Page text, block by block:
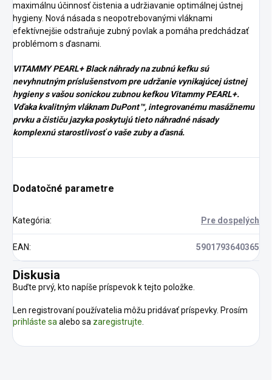
maximálnu účinnosť čistenia a udržiavanie optimálnej ústnej
hygieny. Nová násada s neopotrebovanými vláknami
efektívnejšie odstraňuje zubný povlak a pomáha predchádzať
problémom s ďasnami.
VITAMMY PEARL+ Black náhrady na zubnú kefku sú
nevyhnutným príslušenstvom pre udržanie vynikajúcej ústnej
hygieny s vašou sonickou zubnou kefkou Vitammy PEARL+.
Vďaka kvalitným vláknam DuPont™, integrovanému masážnemu
prvku a čističu jazyka poskytujú tieto náhradné násady
komplexnú starostlivosť o vaše zuby a ďasná.
Dodatočné parametre
Kategória: Pre dospelých
EAN: 5901793640365
Diskusia
Buďte prvý, kto napíše príspevok k tejto položke.
Len registrovaní používatelia môžu pridávať príspevky. Prosím
prihláste saalebo sa zaregistrujte.